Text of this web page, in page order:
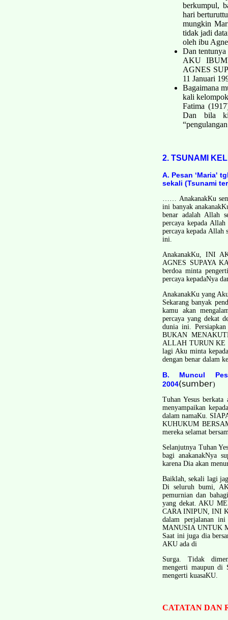
berkumpul,
hari
mungkin
tidak jadi
oleh ibu
Dan
AKU
AGNES
11 Januari
Bagaimana
kali
Fatima
Dan bila
2. TSUNAMI
A. Pesan ‘Maria'
sekali (Tsunami
…… Anak­anakKu
ini banyak
benar adalah Allah
percaya kepada
percaya kepada Allah
ini.
Anak­anakKu, INI
AGNES SUPAYA
berdoa minta
percaya kepadaNya
Anak­anakKu yang
Sekarang banyak
kamu akan
percaya yang dekat
dunia ini.
BUKAN
ALLAH TURUN KE
lagi Aku minta
dengan benar dalam
B. Muncul
2004(sumber)
Tuhan Yesus
menyampaikan
dalam namaKu.
KUHUKUM
mereka selamat
Selanjutnya Tuhan
bagi anak­anakNya
karena Dia akan
Baiklah, sekali lagi
Di seluruh bumi,
pemurnian dan
yang dekat. AKU
CARA INIPUN, INI
dalam perjalanan
MANUSIA UNTUK
Saat ini juga dia
AKU ada di
Surga. Tidak
mengerti maupun di
mengerti kuasa­KU.
CATATAN DAN